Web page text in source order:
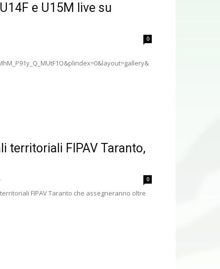
e U15M live su
0
territoriali FIPAV Taranto,
0
FIPAV Taranto che assegneranno oltre